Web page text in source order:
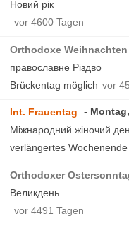
Новий рік
vor 4600 Tagen
Orthodoxe Weihnachten
православне Різдво
Brückentag möglich vor
Int. Frauentag
Міжнародний жіночий
verlängertes Wochenende
Orthodoxer
Великдень
vor 4491 Tagen